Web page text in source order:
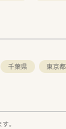
千葉県 東京都
。